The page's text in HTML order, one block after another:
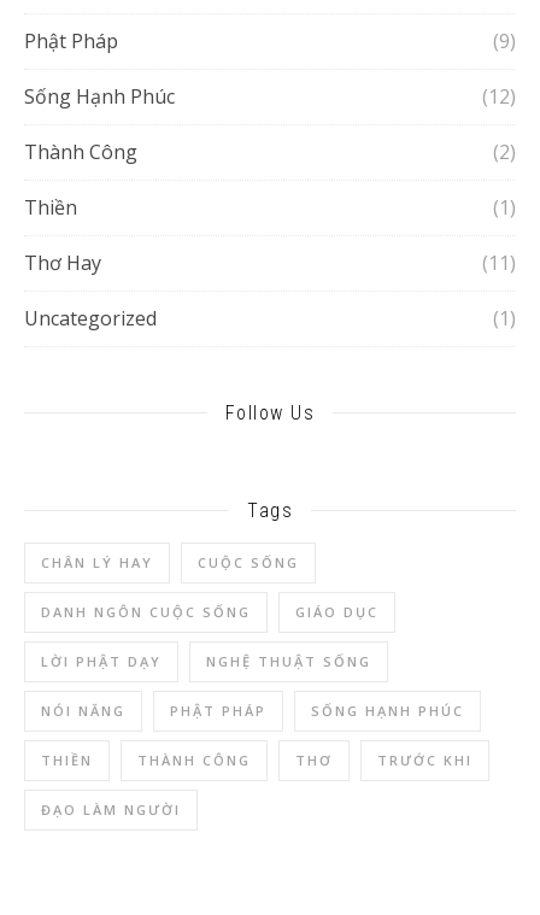
Phật Pháp (9)
Sống Hạnh Phúc (12)
Thành Công (2)
Thiền (1)
Thơ Hay (11)
Uncategorized (1)
Follow Us
Tags
CHÂN LÝ HAY CUỘC SỐNG
DANH NGÔN CUỘC SỐNG GIÁO DỤC
LỜI PHẬT DẠY NGHỆ THUẬT SỐNG
NÓI NĂNG PHẬT PHÁP SỐNG HẠNH PHÚC
THIỀN THÀNH CÔNG THƠ TRƯỚC KHI
ĐẠO LÀM NGƯỜI